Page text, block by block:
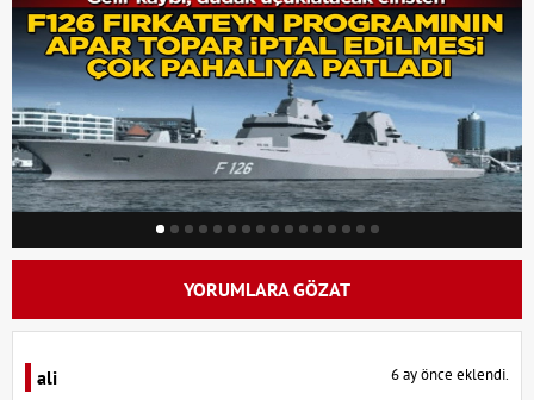
YORUMLARA GÖZAT
ali 6 ay önce eklendi.